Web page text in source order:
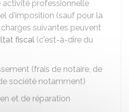
activité professionnelle
d'imposition (sauf pour la
suivantes peuvent
fiscal (c'est-à-dire du
(frais de notaire, de
société notamment)
et de réparation